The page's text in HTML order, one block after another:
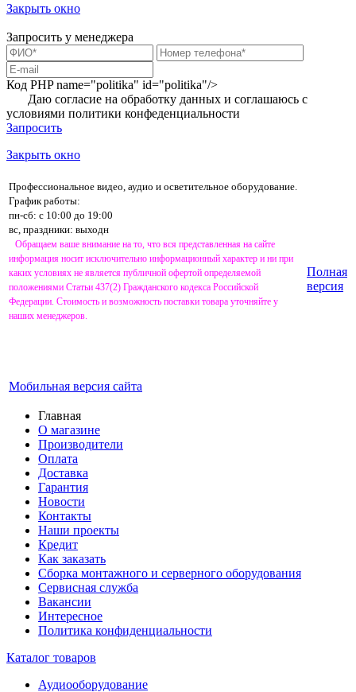
Закрыть окно
Запросить у менеджера
Код PHPname="politika" id="politika"/>
Даю согласие на обработку данных и соглашаюсь с
условиями политики конфеденциальности
Запросить
Закрыть окно
Профессиональное видео, аудио и осветительное оборудование.
График работы:
пн-сб: с 10:00 до 19:00
вс, праздники: выходн
Обращаем ваше внимание на то, что вся представленная на сайте
информация носит исключительно информационный характер и ни при
каких условиях не является публичной офертой определяемой
положениями Статьи 437(2) Гражданского кодекса Российской
Федерации. Стоимость и возможность поставки товара уточняйте у
наших менеджеров.
Мобильная версия сайта
Полная
версия
Главная
О магазине
Производители
Оплата
Доставка
Гарантия
Новости
Контакты
Наши проекты
Кредит
Как заказать
Сборка монтажного и серверного оборудования
Сервисная служба
Вакансии
Интересное
Политика конфиденциальности
Каталог товаров
Аудиооборудование